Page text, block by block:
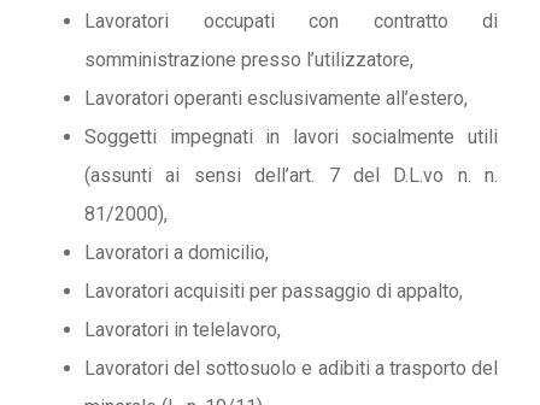
Lavoratori occupati con contratto di
somministrazione presso l’utilizzatore,
Lavoratori operanti esclusivamente all’estero,
Soggetti impegnati in lavori socialmente utili
(assunti ai sensi dell’art. 7 del D.L.vo n. n.
81/2000),
Lavoratori a domicilio,
Lavoratori acquisiti per passaggio di appalto,
Lavoratori in telelavoro,
Lavoratori del sottosuolo e adibiti a trasporto del